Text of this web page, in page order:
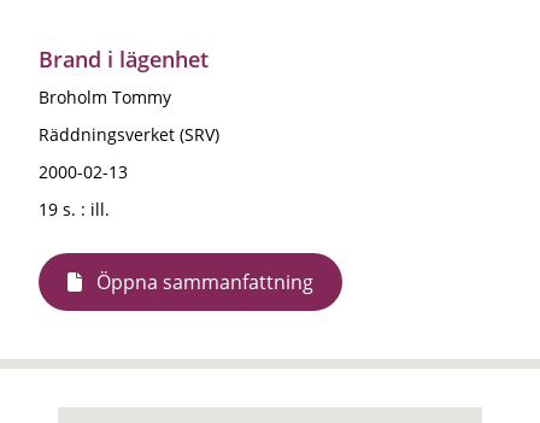
Brand i lägenhet
Broholm Tommy
Räddningsverket (SRV)
2000-02-13
19 s. : ill.
Öppna sammanfattning